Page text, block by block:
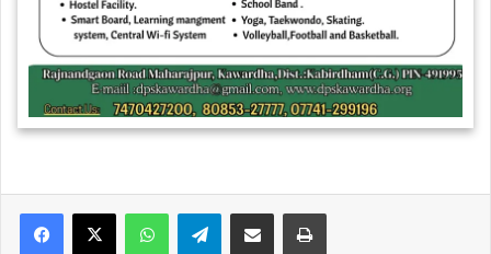
WhatsAppTelegramShare via Email Print